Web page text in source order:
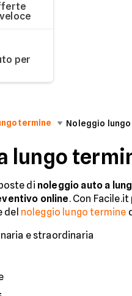
per
termine Noleggio
lungo
di noleggio auto a
online. Con
del noleggio lungo termine
e straordinaria